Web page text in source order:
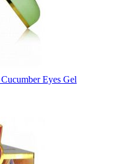
Eyes Gel